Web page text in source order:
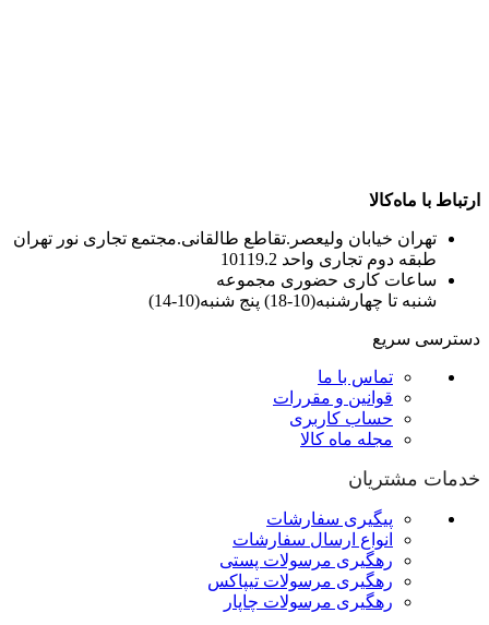
ارتباط با ماه‌کالا
تهران خیابان ولیعصر.تقاطع طالقانی.مجتمع تجاری نور تهران
طبقه دوم تجاری واحد 10119.2
ساعات کاری حضوری مجموعه
شنبه تا چهارشنبه(10-18) پنج شنبه(10-14)
دسترسی سریع
تماس با ما
قوانین و مقررات
حساب کاربری
مجله ماه کالا
خدمات مشتریان
پیگیری سفارشات
انواع ارسال سفارشات
رهگیری مرسولات پستی
رهگیری مرسولات تیپاکس
رهگیری مرسولات چاپار